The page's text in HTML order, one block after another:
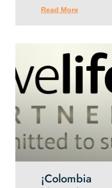
Read More
¡Colombia